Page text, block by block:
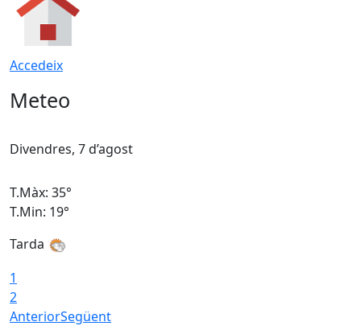
Accedeix
Meteo
Divendres, 7 d’agost
T.Màx: 35°
T.Min: 19°
Tarda
1
2
AnteriorSegüent